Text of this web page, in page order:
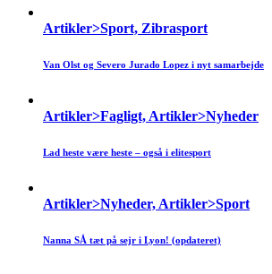
Artikler>Sport, Zibrasport
Van Olst og Severo Jurado Lopez i nyt samarbejde
Artikler>Fagligt, Artikler>Nyheder
Lad heste være heste – også i elitesport
Artikler>Nyheder, Artikler>Sport
Nanna SÅ tæt på sejr i Lyon! (opdateret)